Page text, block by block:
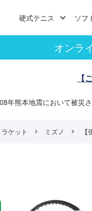
硬式テニス ソフ
オンラ
【
8年熊本地震において被災
ラケット ミズノ